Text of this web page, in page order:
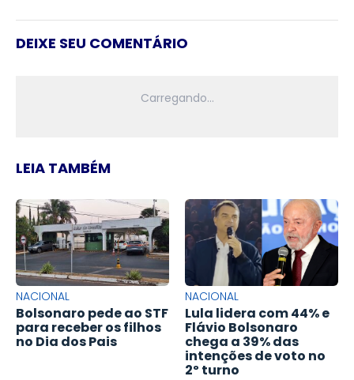
DEIXE SEU COMENTÁRIO
LEIA TAMBÉM
NACIONAL
Bolsonaro pede ao STF
para receber os filhos
no Dia dos Pais
NACIONAL
Lula lidera com 44% e
Flávio Bolsonaro
chega a 39% das
intenções de voto no
2º turno